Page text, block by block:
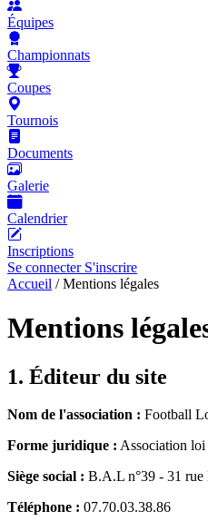
Équipes
Championnats
Coupes
Tournois
Documents
Galerie
Calendrier
Inscriptions
Se connecter S'inscrire
Accueil / Mentions légales
Mentions
1. Éditeur du site
Nom de l'association : Football
Forme juridique : Association loi
Siège social : B.A.L n°39 - 31
Téléphone : 07.70.03.38.86